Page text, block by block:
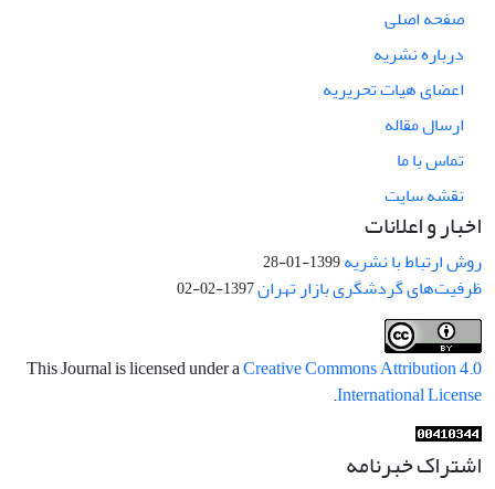
صفحه اصلی
درباره نشریه
اعضای هیات تحریریه
ارسال مقاله
تماس با ما
نقشه سایت
اخبار و اعلانات
روش ارتباط با نشریه1399-01-28
ظرفیت‌های گردشگری بازار تهران1397-02-02
This Journal is licensed under aCreative Commons Attribution 4.0
International License
.
اشتراک خبرنامه